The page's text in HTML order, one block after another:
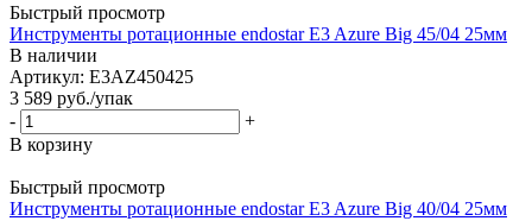
Быстрый просмотр
Инструменты ротационные endostar E3 Azure Big 45/04 25мм
В наличии
Артикул: E3AZ450425
3 589 руб./упак
-
+
В корзину
Быстрый просмотр
Инструменты ротационные endostar E3 Azure Big 40/04 25мм